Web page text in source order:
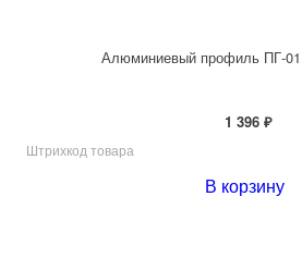
Алюминиевый профиль ПГ-
1 396 ₽
Штрихкод товара
В корзину